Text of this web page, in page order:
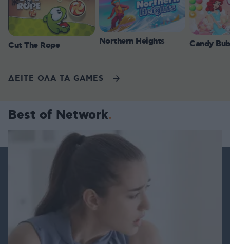
Cut The Rope Northern Heights Candy
ΔΕΙΤΕ ΟΛΑ ΤΑ GAMES
Best of Network